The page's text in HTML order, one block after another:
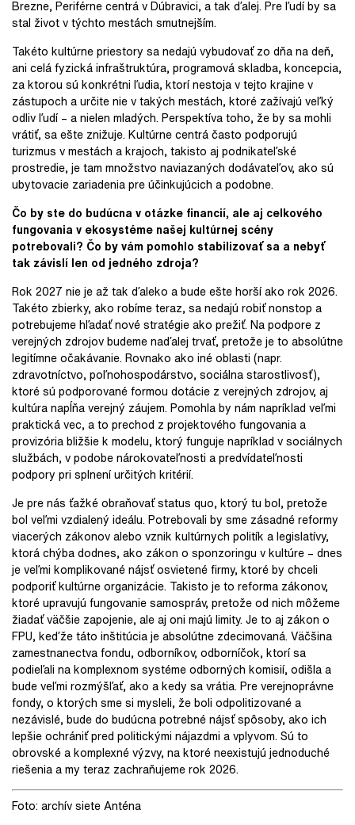
Brezne, Periférne centrá v Dúbravici, a tak ďalej. Pre ľudí by sa
stal život v týchto mestách smutnejším.
Takéto kultúrne priestory sa nedajú vybudovať zo dňa na deň,
ani celá fyzická infraštruktúra, programová skladba, koncepcia,
za ktorou sú konkrétni ľudia, ktorí nestoja v tejto krajine v
zástupoch a určite nie v takých mestách, ktoré zažívajú veľký
odliv ľudí – a nielen mladých. Perspektíva toho, že by sa mohli
vrátiť, sa ešte znižuje. Kultúrne centrá často podporujú
turizmus v mestách a krajoch, takisto aj podnikateľské
prostredie, je tam množstvo naviazaných dodávateľov, ako sú
ubytovacie zariadenia pre účinkujúcich a podobne.
Čo by ste do budúcna v otázke financií, ale aj celkového
fungovania v ekosystéme našej kultúrnej scény
potrebovali? Čo by vám pomohlo stabilizovať sa a nebyť
tak závislí len od jedného zdroja?
Rok 2027 nie je až tak ďaleko a bude ešte horší ako rok 2026.
Takéto zbierky, ako robíme teraz, sa nedajú robiť nonstop a
potrebujeme hľadať nové stratégie ako prežiť. Na podpore z
verejných zdrojov budeme naďalej trvať, pretože je to absolútne
legitímne očakávanie. Rovnako ako iné oblasti (napr.
zdravotníctvo, poľnohospodárstvo, sociálna starostlivosť),
ktoré sú podporované formou dotácie z verejných zdrojov, aj
kultúra napĺňa verejný záujem. Pomohla by nám napríklad veľmi
praktická vec, a to prechod z projektového fungovania a
provizória bližšie k modelu, ktorý funguje napríklad v sociálnych
službách, v podobe nárokovateľnosti a predvídateľnosti
podpory pri splnení určitých kritérií.
Je pre nás ťažké obraňovať status quo, ktorý tu bol, pretože
bol veľmi vzdialený ideálu. Potrebovali by sme zásadné reformy
viacerých zákonov alebo vznik kultúrnych politík a legislatívy,
ktorá chýba dodnes, ako zákon o sponzoringu v kultúre – dnes
je veľmi komplikované nájsť osvietené firmy, ktoré by chceli
podporiť kultúrne organizácie. Takisto je to reforma zákonov,
ktoré upravujú fungovanie samospráv, pretože od nich môžeme
žiadať väčšie zapojenie, ale aj oni majú limity. Je to aj zákon o
FPU, keďže táto inštitúcia je absolútne zdecimovaná. Väčšina
zamestnanectva fondu, odborníkov, odborníčok, ktorí sa
podieľali na komplexnom systéme odborných komisií, odišla a
bude veľmi rozmýšľať, ako a kedy sa vrátia. Pre verejnoprávne
fondy, o ktorých sme si mysleli, že boli odpolitizované a
nezávislé, bude do budúcna potrebné nájsť spôsoby, ako ich
lepšie ochrániť pred politickými nájazdmi a vplyvom. Sú to
obrovské a komplexné výzvy, na ktoré neexistujú jednoduché
riešenia a my teraz zachraňujeme rok 2026.
Foto: archív siete Anténa